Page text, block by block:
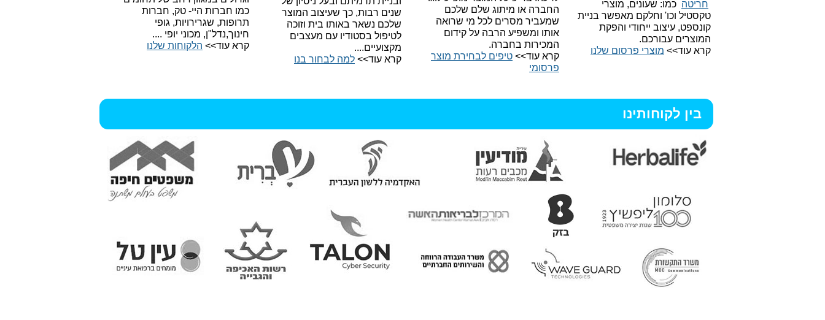
שנים רבות, כך שעיצוב המוצר
שלכם נשאר באותו בית וזוכה
לטיפול בסטודיו עם מעצבים
מקצועיים....
קרא עוד>> למה לבחור בנו​
חריטה כמו: שעונים, מוצרי
טקסטיל וכו' וחלקם מאפשר בניית
קונספט, עיצוב ייחודי והפקת
המוצרים עבורכם.
קרא עוד>> מוצרי פרסום שלנו
כמו חברות היי- טק, חברות
תרופות, שגרירויות, גופי
חינוך,נדל"ן, מכוני יופי ....
קרא עוד>> הלקוחות שלנו
החברה או מיתוג שלם שלכם
שמעביר מסרים לכל מי שרואה
אותו ומשפיע הרבה על קידום
המכירות בחברה.
קרא עוד>> טיפים לבחירת מוצר
פרסומי
בין לקוחותינו